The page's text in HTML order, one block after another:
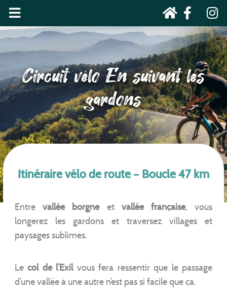
Circuit vélo En suivant les
gardons
Itinéraire vélo de route – Boucle 47 km
Entrevallée borgneet vallée française, vous
longerez les gardons et traversez villages et
paysages sublimes.
Lecol de l’Exilvous fera ressentir que le passage
d’une vallée à une autre n’est pas si facile que ça.